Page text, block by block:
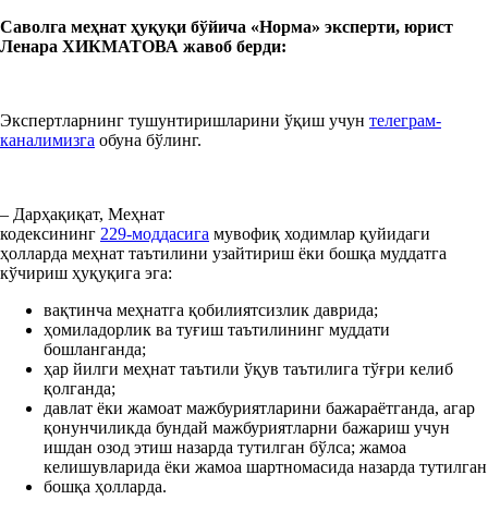
Саволга меҳнат ҳуқуқи бўйича «Нормa» эксперти, юрист
Ленара ХИКМАТОВА жавоб берди:
Экспертларнинг тушунтиришларини ўқиш учун телеграм-
каналимизга обуна бўлинг.
– Дарҳақиқат, Меҳнат
кодексининг 229-моддасига мувофиқ ходимлар қуйидаги
ҳолларда меҳнат таътилини узайтириш ёки бошқа муддатга
кўчириш ҳуқуқига эга:
вақтинча меҳнатга қобилиятсизлик даврида;
ҳомиладорлик ва туғиш таътилининг муддати
бошланганда;
ҳар йилги меҳнат таътили ўқув таътилига тўғри келиб
қолганда;
давлат ёки жамоат мажбуриятларини бажараётганда, агар
қонунчиликда бундай мажбуриятларни бажариш учун
ишдан озод этиш назарда тутилган бўлса; жамоа
келишувларида ёки жамоа шартномасида назарда тутилган
бошқа ҳолларда.